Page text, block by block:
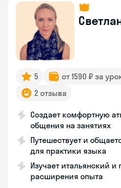
5 от 1590 ₽ за
2 отзыва
Создает комфортную
общения на занятиях
Путешествует и
для практики языка
Изучает итальянский
расширения опыта